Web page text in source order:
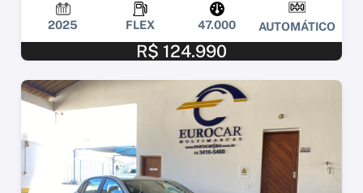
2025 FLEX 47.000 AUTOMÁTICO
R$ 124.990